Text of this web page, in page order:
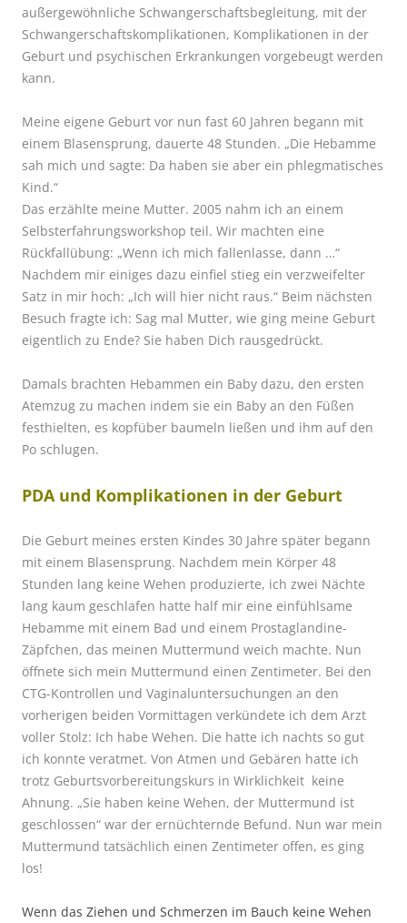
außergewöhnliche Schwangerschaftsbegleitung, mit der
Schwangerschaftskomplikationen, Komplikationen in der
Geburt und psychischen Erkrankungen vorgebeugt werden
kann.
Meine eigene Geburt vor nun fast 60 Jahren begann mit
einem Blasensprung, dauerte 48 Stunden. „Die Hebamme
sah mich und sagte: Da haben sie aber ein phlegmatisches
Kind.“
Das erzählte meine Mutter. 2005 nahm ich an einem
Selbsterfahrungsworkshop teil. Wir machten eine
Rückfallübung: „Wenn ich mich fallenlasse, dann …“
Nachdem mir einiges dazu einfiel stieg ein verzweifelter
Satz in mir hoch: „Ich will hier nicht raus.“ Beim nächsten
Besuch fragte ich: Sag mal Mutter, wie ging meine Geburt
eigentlich zu Ende? Sie haben Dich rausgedrückt.
Damals brachten Hebammen ein Baby dazu, den ersten
Atemzug zu machen indem sie ein Baby an den Füßen
festhielten, es kopfüber baumeln ließen und ihm auf den
Po schlugen.
PDA und Komplikationen in der Geburt
Die Geburt meines ersten Kindes 30 Jahre später begann
mit einem Blasensprung. Nachdem mein Körper 48
Stunden lang keine Wehen produzierte, ich zwei Nächte
lang kaum geschlafen hatte half mir eine einfühlsame
Hebamme mit einem Bad und einem Prostaglandine-
Zäpfchen, das meinen Muttermund weich machte. Nun
öffnete sich mein Muttermund einen Zentimeter. Bei den
CTG-Kontrollen und Vaginaluntersuchungen an den
vorherigen beiden Vormittagen verkündete ich dem Arzt
voller Stolz: Ich habe Wehen. Die hatte ich nachts so gut
ich konnte veratmet. Von Atmen und Gebären hatte ich
trotz Geburtsvorbereitungskurs in Wirklichkeit keine
Ahnung. „Sie haben keine Wehen, der Muttermund ist
geschlossen“ war der ernüchternde Befund. Nun war mein
Muttermund tatsächlich einen Zentimeter offen, es ging
los!
Wenn das Ziehen und Schmerzen im Bauch keine Wehen